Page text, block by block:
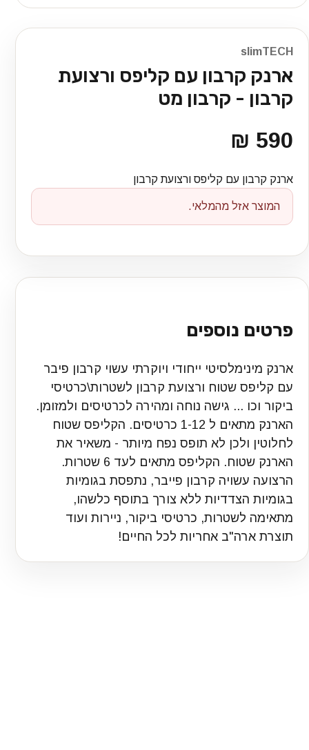
slimTECH
ארנק קרבון עם קליפס ורצועת
קרבון - קרבון מט
590 ₪
ארנק קרבון עם קליפס ורצועת קרבון
המוצר אזל מהמלאי.
פרטים נוספים
ארנק מינימלסיטי ייחודי ויוקרתי עשוי קרבון פיבר
עם קליפס שטוח ורצועת קרבון לשטרות\כרטיסי
ביקור וכו ... גישה נוחה ומהירה לכרטיסים ולמזומן.
הארנק מתאים ל 1-12 כרטיסים. הקליפס שטוח
לחלוטין ולכן לא תופס נפח מיותר - משאיר את
הארנק שטוח. הקליפס מתאים לעד 6 שטרות.
הרצועה עשויה קרבון פייבר, נתפסת בגומיות
בגומיות הצדדיות ללא צורך בתוסף כלשהו,
מתאימה לשטרות, כרטיסי ביקור, ניירות ועוד
תוצרת ארה"ב אחריות לכל החיים!